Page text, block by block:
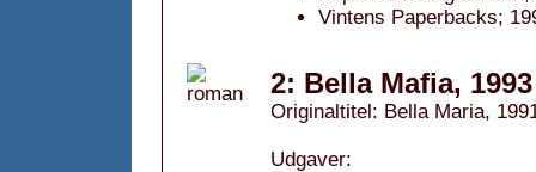
Vintens Paperbacks;
2: Bella Mafia, 1993
Originaltitel: Bella Maria,
Udgaver: